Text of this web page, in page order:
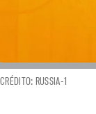
CRÉDITO: RUSSIA-1